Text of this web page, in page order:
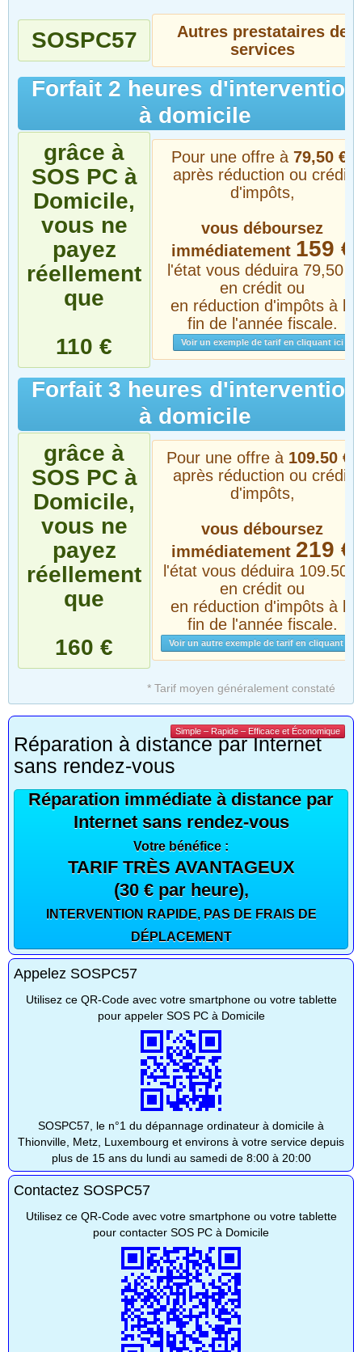
SOSPC57
Autres prestataires de
services
Forfait 2 heures d'intervention
à domicile
grâce à
SOS PC à
Domicile,
vous ne
payez
réellement
que
110 €
Pour une offre à 79,50 €*
après réduction ou crédit
d'impôts,
vous déboursez
immédiatement 159 €
l'état vous déduira 79,50 €
en crédit ou
en réduction d'impôts à la
fin de l'année fiscale.
Voir un exemple de tarif en cliquant ici
Forfait 3 heures d'intervention
à domicile
grâce à
SOS PC à
Domicile,
vous ne
payez
réellement
que
160 €
Pour une offre à 109.50 €*
après réduction ou crédit
d'impôts,
vous déboursez
immédiatement 219 €
l'état vous déduira 109.50 €
en crédit ou
en réduction d'impôts à la
fin de l'année fiscale.
Voir un autre exemple de tarif en cliquant ici
* Tarif moyen généralement constaté
Simple – Rapide – Efficace et Économique
Réparation à distance par Internet
sans rendez-vous
Réparation immédiate à distance par
Internet sans rendez-vous
Votre bénéfice :
TARIF TRÈS AVANTAGEUX
(30 € par heure),
INTERVENTION RAPIDE, PAS DE FRAIS DE
DÉPLACEMENT
Appelez SOSPC57
Utilisez ce QR-Code avec votre smartphone ou votre tablette
pour appeler SOS PC à Domicile
SOSPC57, le n°1 du dépannage ordinateur à domicile à
Thionville, Metz, Luxembourg et environs à votre service depuis
plus de 15 ans du lundi au samedi de 8:00 à 20:00
Contactez SOSPC57
Utilisez ce QR-Code avec votre smartphone ou votre tablette
pour contacter SOS PC à Domicile